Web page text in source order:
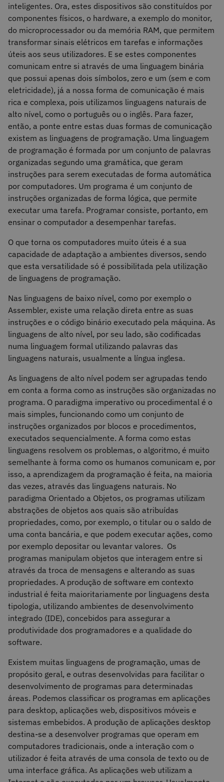
inteligentes. Ora, estes dispositivos são constituídos por
componentes físicos, o hardware, a exemplo do monitor,
do microprocessador ou da memória RAM, que permitem
transformar sinais elétricos em tarefas e informações
úteis aos seus utilizadores. E se estes componentes
comunicam entre si através de uma linguagem binária
que possui apenas dois símbolos, zero e um (sem e com
eletricidade), já a nossa forma de comunicação é mais
rica e complexa, pois utilizamos linguagens naturais de
alto nível, como o português ou o inglês. Para fazer,
então, a ponte entre estas duas formas de comunicação
existem as linguagens de programação. Uma linguagem
de programação é formada por um conjunto de palavras
organizadas segundo uma gramática, que geram
instruções para serem executadas de forma automática
por computadores. Um programa é um conjunto de
instruções organizadas de forma lógica, que permite
executar uma tarefa. Programar consiste, portanto, em
ensinar o computador a desempenhar tarefas.
O que torna os computadores muito úteis é a sua
capacidade de adaptação a ambientes diversos, sendo
que esta versatilidade só é possibilitada pela utilização
de linguagens de programação.
Nas linguagens de baixo nível, como por exemplo o
Assembler, existe uma relação direta entre as suas
instruções e o código binário executado pela máquina. As
linguagens de alto nível, por seu lado, são codificadas
numa linguagem formal utilizando palavras das
linguagens naturais, usualmente a língua inglesa.
As linguagens de alto nível podem ser agrupadas tendo
em conta a forma como as instruções são organizadas no
programa. O paradigma imperativo ou procedimental é o
mais simples, funcionando como um conjunto de
instruções organizados por blocos e procedimentos,
executados sequencialmente. A forma como estas
linguagens resolvem os problemas, o algoritmo, é muito
semelhante à forma como os humanos comunicam e, por
isso, a aprendizagem da programação é feita, na maioria
das vezes, através das linguagens naturais. No
paradigma Orientado a Objetos, os programas utilizam
abstrações de objetos aos quais são atribuídas
propriedades, como, por exemplo, o titular ou o saldo de
uma conta bancária, e que podem executar ações, como
por exemplo depositar ou levantar valores. Os
programas manipulam objetos que interagem entre si
através da troca de mensagens e alterando as suas
propriedades. A produção de software em contexto
industrial é feita maioritariamente por linguagens desta
tipologia, utilizando ambientes de desenvolvimento
integrado (IDE), concebidos para assegurar a
produtividade dos programadores e a qualidade do
software.
Existem muitas linguagens de programação, umas de
propósito geral, e outras desenvolvidas para facilitar o
desenvolvimento de programas para determinadas
áreas. Podemos classificar os programas em aplicações
para desktop, aplicações web, dispositivos móveis e
sistemas embebidos. A produção de aplicações desktop
destina-se a desenvolver programas que operam em
computadores tradicionais, onde a interação com o
utilizador é feita através de uma consola de texto ou de
uma interface gráfica. As aplicações web utilizam a